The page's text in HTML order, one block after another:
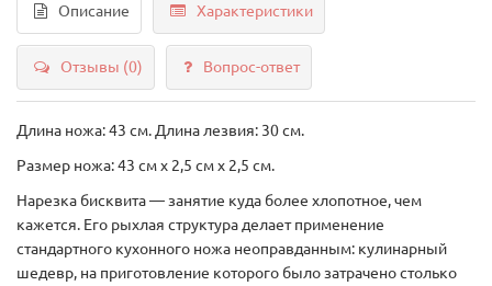
Описание Характеристики
Отзывы (0) Вопрос-ответ
Длина ножа: 43 см. Длина лезвия: 30 см.
Размер ножа: 43 см х 2,5 см х 2,5 см.
Нарезка бисквита — занятие куда более хлопотное, чем
кажется. Его рыхлая структура делает применение
стандартного кухонного ножа неоправданным: кулинарный
шедевр, на приготовление которого было затрачено столько